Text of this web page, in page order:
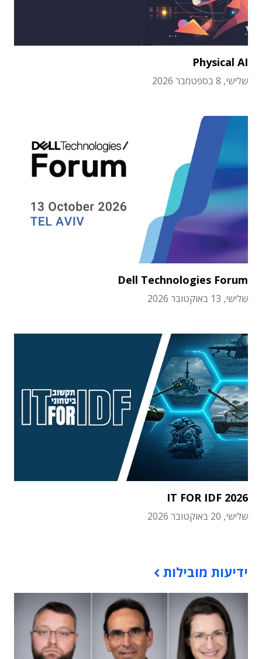
Physical AI
שלישי, 8 בספטמבר 2026
Dell Technologies Forum
שלישי, 13 באוקטובר 2026
IT FOR IDF 2026
שלישי, 20 באוקטובר 2026
ידיעות מובילות